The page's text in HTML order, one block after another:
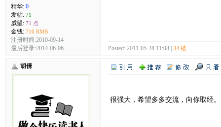
精华: 0
发帖: 71
威望: 71 点
金钱: 710 RMB
注册时间:2010-09-14
最后登录:2014-06-06
Posted: 2011-05-28 11:08 | 34 楼
胡倩
很强大，希望多多交流，向你取经。